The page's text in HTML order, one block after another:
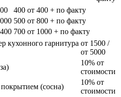
400 от 400 + по факту
500 от 800 + по факту
700 от 1000 + по факту
кухонного гарнитура от 1500 /
от 5000
10% от
стоимости
(сосна)
10% от
стоимости